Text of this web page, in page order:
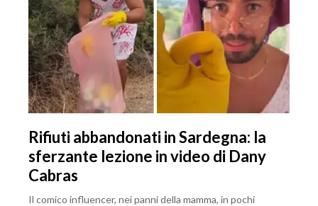
Rifiuti abbandonati in Sardegna: la
sferzante lezione in video di Dany
Cabras
Il comico influencer, nei panni della mamma, in pochi